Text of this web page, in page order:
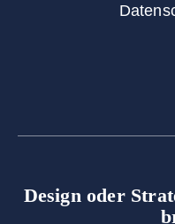
Design oder